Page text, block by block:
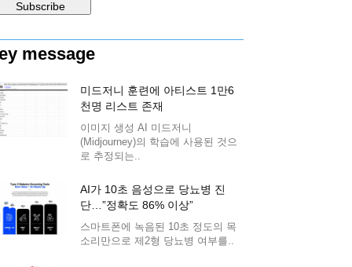
message
미드저니 훈련에 아티스트 1만6
천명 리스트 존재
이미지 생성 AI 미드저니
(Midjourney)의 학습에 사용된 것으
로 추정되는..
AI가 10초 음성으로 당뇨병 진
단…”정확도 86% 이상”
스마트폰에 녹음된 10초 정도의 목
소리만으로 제2형 당뇨병 여부를..